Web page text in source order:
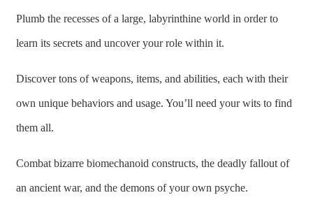
Plumb the recesses of a large, labyrinthine world in order to
learn its secrets and uncover your role within it.
Discover tons of weapons, items, and abilities, each with their
own unique behaviors and usage. You’ll need your wits to find
them all.
Combat bizarre biomechanoid constructs, the deadly fallout of
an ancient war, and the demons of your own psyche.